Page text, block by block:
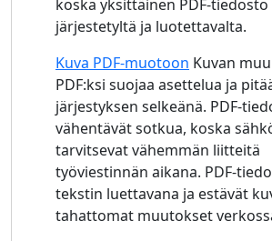
koska yksittäinen PDF-
järjestetyltä ja luotettavalta.
Kuva PDF-muotoon Kuvan
PDF:ksi suojaa asettelua ja
järjestyksen selkeänä. PDF-
vähentävät sotkua, koska
tarvitsevat vähemmän liitteitä
työviestinnän aikana. PDF-
tekstin luettavana ja estävät
tahattomat muutokset